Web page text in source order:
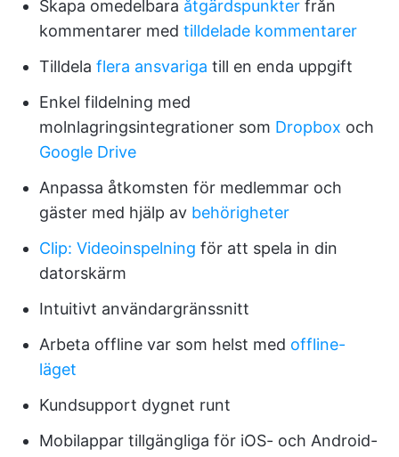
Skapa omedelbara åtgärdspunkter från
kommentarer med tilldelade kommentarer
Tilldela flera ansvariga till en enda uppgift
Enkel fildelning med
molnlagringsintegrationer som Dropbox och
Google Drive
Anpassa åtkomsten för medlemmar och
gäster med hjälp av behörigheter
Clip: Videoinspelning för att spela in din
datorskärm
Intuitivt användargränssnitt
Arbeta offline var som helst med offline-
läget
Kundsupport dygnet runt
Mobilappar tillgängliga för iOS- och Android-